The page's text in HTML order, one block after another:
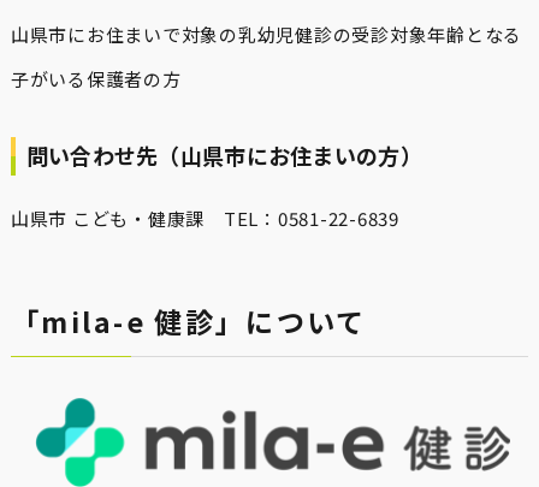
山県市にお住まいで対象の乳幼児健診の受診対象年齢となる
子がいる保護者の方
問い合わせ先（山県市にお住まいの方）
山県市 こども・健康課 TEL：0581-22-6839
「mila-e 健診」について